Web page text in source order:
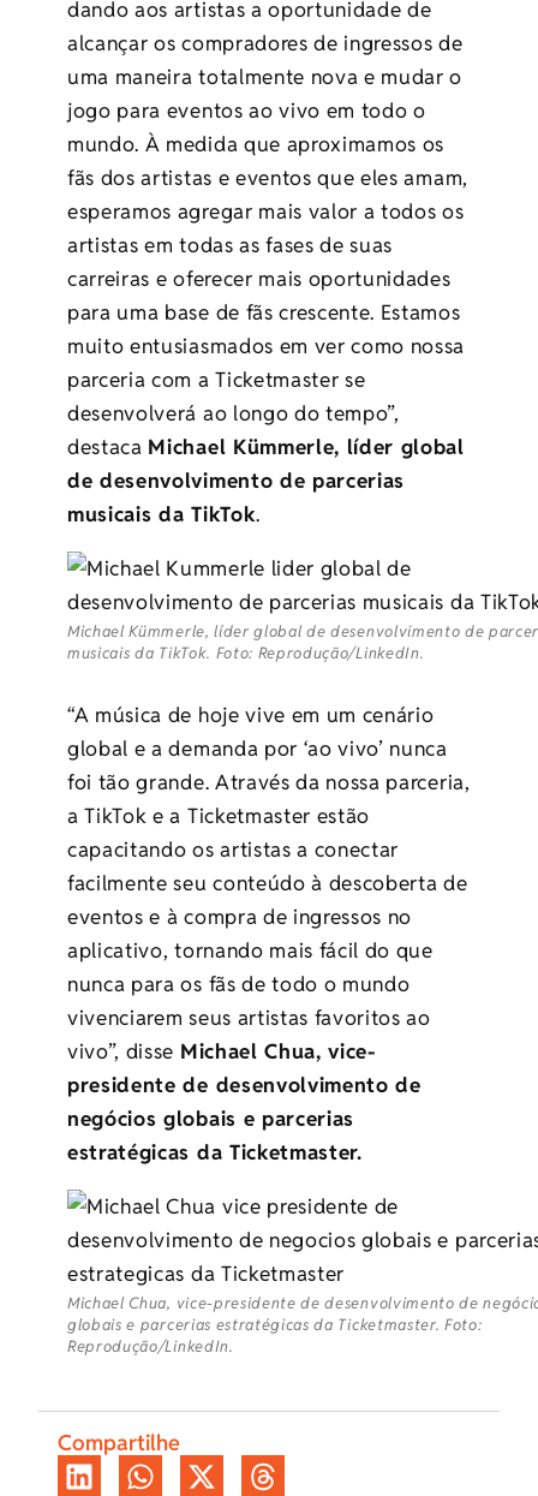
dando aos artistas a oportunidade de
alcançar os compradores de ingressos de
uma maneira totalmente nova e mudar o
jogo para eventos ao vivo em todo o
mundo. À medida que aproximamos os
fãs dos artistas e eventos que eles amam,
esperamos agregar mais valor a todos os
artistas em todas as fases de suas
carreiras e oferecer mais oportunidades
para uma base de fãs crescente. Estamos
muito entusiasmados em ver como nossa
parceria com a Ticketmaster se
desenvolverá ao longo do tempo”,
destaca Michael Kümmerle, líder global
de desenvolvimento de parcerias
musicais da TikTok.
Michael Kümmerle, líder global de desenvolvimento de
musicais da TikTok. Foto: Reprodução/LinkedIn.
“A música de hoje vive em um cenário
global e a demanda por ‘ao vivo’ nunca
foi tão grande. Através da nossa parceria,
a TikTok e a Ticketmaster estão
capacitando os artistas a conectar
facilmente seu conteúdo à descoberta de
eventos e à compra de ingressos no
aplicativo, tornando mais fácil do que
nunca para os fãs de todo o mundo
vivenciarem seus artistas favoritos ao
vivo”, disse Michael Chua, vice-
presidente de desenvolvimento de
negócios globais e parcerias
estratégicas da Ticketmaster.
Michael Chua, vice-presidente de desenvolvimento de
globais e parcerias estratégicas da Ticketmaster. Foto:
Reprodução/LinkedIn.
Compartilhe